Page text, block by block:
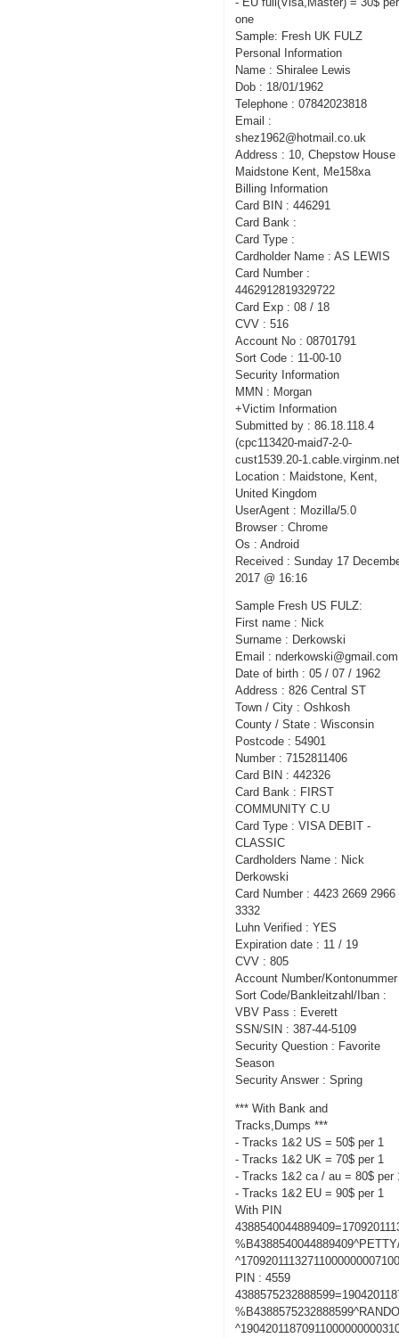
one
Sample: Fresh UK FULZ
Personal Information
Name : Shiralee Lewis
Dob : 18/01/1962
Telephone : 07842023818
Email :
shez1962@hotmail.co.uk
Address : 10, Chepstow House
Maidstone Kent, Me158xa
Billing Information
Card BIN : 446291
Card Bank :
Card Type :
Cardholder Name : AS LEWIS
Card Number :
4462912819329722
Card Exp : 08 / 18
CVV : 516
Account No : 08701791
Sort Code : 11-00-10
Security Information
MMN : Morgan
+Victim Information
Submitted by : 86.18.118.4
(cpc113420-maid7-2-0-
cust1539.20-
Location : Maidstone, Kent,
United Kingdom
UserAgent : Mozilla/5.0
Browser : Chrome
Os : Android
Received : Sunday 17
2017 @ 16:16
Sample Fresh US FULZ:
First name : Nick
Surname : Derkowski
Email : nderkowski@gmail.com
Date of birth : 05 / 07 / 1962
Address : 826 Central ST
Town / City : Oshkosh
County / State : Wisconsin
Postcode : 54901
Number : 7152811406
Card BIN : 442326
Card Bank : FIRST
COMMUNITY C.U
Card Type : VISA DEBIT -
CLASSIC
Cardholders Name : Nick
Derkowski
Card Number : 4423 2669 2966
3332
Luhn Verified : YES
Expiration date : 11 / 19
CVV : 805
Account Number/
Sort Code/Bankleitzahl/Iban :
VBV Pass : Everett
SSN/SIN : 387-44-5109
Security Question : Favorite
Season
Security Answer : Spring
*** With Bank and
Tracks,Dumps ***
- Tracks 1&2 US = 50$ per 1
- Tracks 1&2 UK = 70$ per 1
- Tracks 1&2 ca / au = 80$ per
- Tracks 1&2 EU = 90$ per 1
With PIN
PIN : 4559